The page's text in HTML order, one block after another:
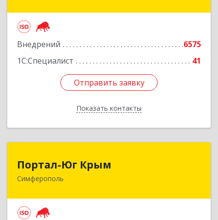
Внедрений
6575
1С:Специалист
41
Отправить заявку
Показать контакты
Отправить заявку
Назад
Портал-Юг Крым
Симферополь
295015, Крым Респ, Симферополь г, Козлова ул,